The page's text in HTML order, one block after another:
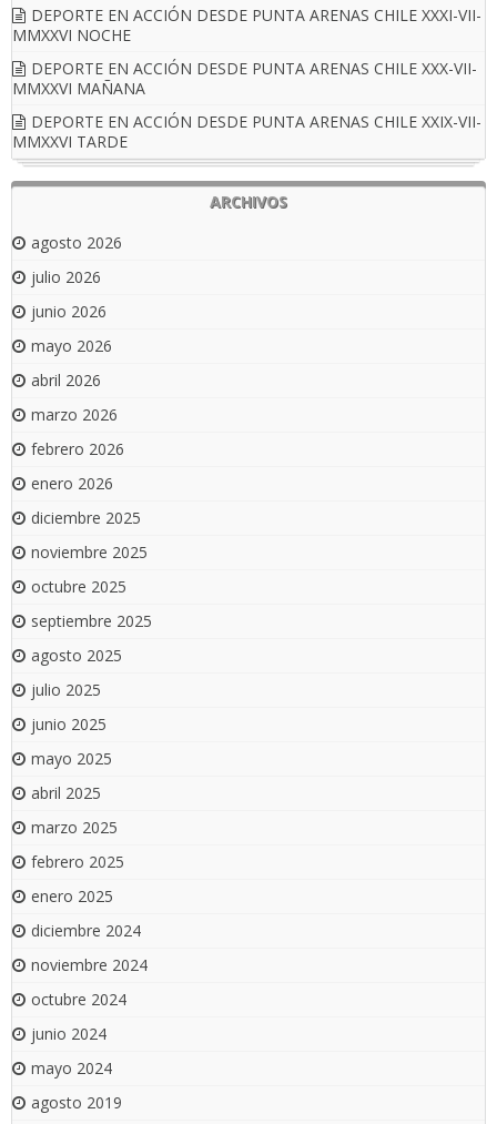
DEPORTE EN ACCIÓN DESDE PUNTA ARENAS CHILE XXXI-VII-
MMXXVI NOCHE
DEPORTE EN ACCIÓN DESDE PUNTA ARENAS CHILE XXX-VII-
MMXXVI MAÑANA
DEPORTE EN ACCIÓN DESDE PUNTA ARENAS CHILE XXIX-VII-
MMXXVI TARDE
ARCHIVOS
agosto 2026
julio 2026
junio 2026
mayo 2026
abril 2026
marzo 2026
febrero 2026
enero 2026
diciembre 2025
noviembre 2025
octubre 2025
septiembre 2025
agosto 2025
julio 2025
junio 2025
mayo 2025
abril 2025
marzo 2025
febrero 2025
enero 2025
diciembre 2024
noviembre 2024
octubre 2024
junio 2024
mayo 2024
agosto 2019